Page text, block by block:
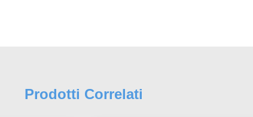
Prodotti Correlati